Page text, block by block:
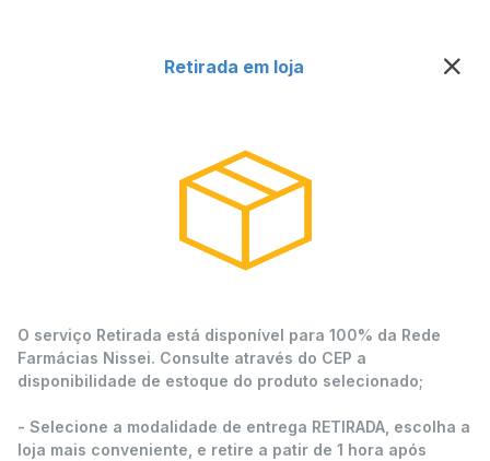
Retirada em loja
O serviço Retirada está disponível para 100% da Rede
Farmácias Nissei. Consulte através do CEP a
disponibilidade de estoque do produto selecionado;
- Selecione a modalidade de entrega RETIRADA, escolha a
loja mais conveniente, e retire a patir de 1 hora após